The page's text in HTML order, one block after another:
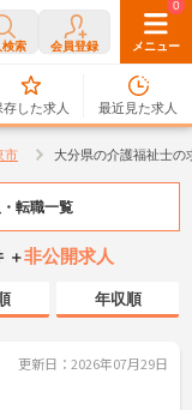
検索 会員登録 メニュー
0
存した求人
0
最近見た求人
市 大分県の介護福祉士の
転職一覧
＋非公開求人
年収順
更新日：2026年07月29日